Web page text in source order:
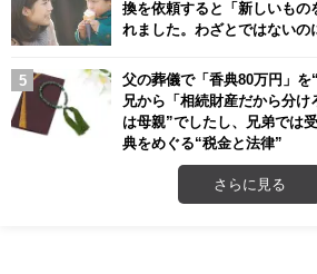
換を依頼すると「新しいもの
れました。わざとではないの
父の葬儀で「香典80万円」を
兄から「相続財産だから分
は母親”でしたし、兄弟では
典をめぐる“税金と法律”
さらに見る